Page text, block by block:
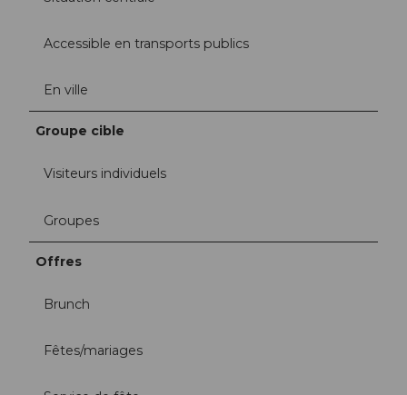
Accessible en transports publics
En ville
Groupe cible
Visiteurs individuels
Groupes
Offres
Brunch
Fêtes/mariages